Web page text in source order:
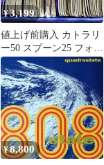
¥3,199
値上げ前購入 カトラリ
ー50 スプーン25 フォー
ク25 コスパ最強！ 置く
だけでお洒落 美しいシ
ルエット 最安値 まとめ
売り シルバーカラー
¥8,800